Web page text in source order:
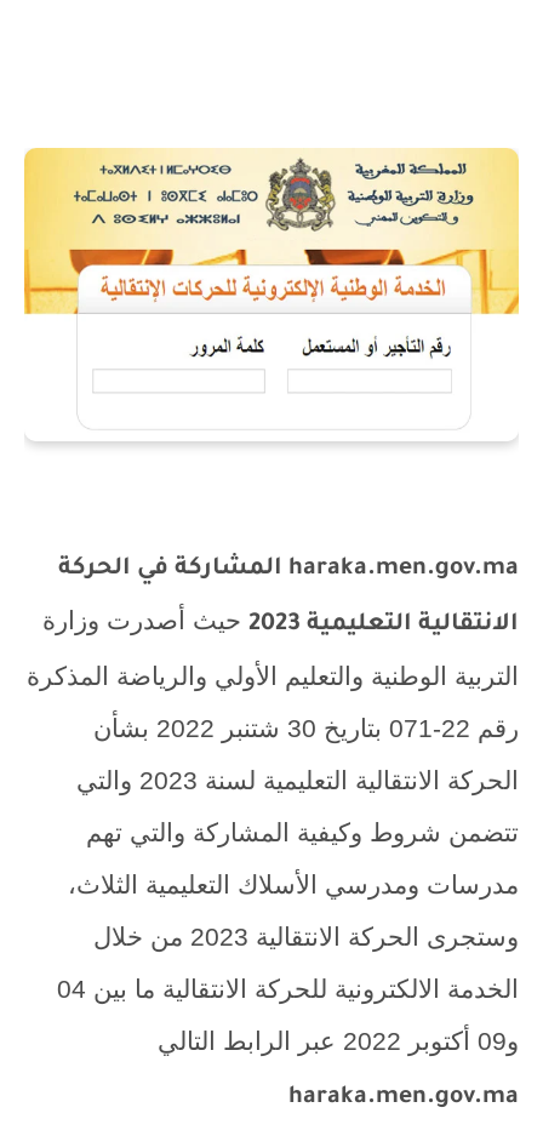
haraka.men.gov.ma المشاركة في الحركة
الانتقالية التعليمية 2023 حيث أصدرت وزارة
التربية الوطنية والتعليم الأولي والرياضة المذكرة
رقم 22-071 بتاريخ 30 شتنبر 2022 بشأن
الحركة الانتقالية التعليمية لسنة 2023 والتي
تتضمن شروط وكيفية المشاركة والتي تهم
مدرسات ومدرسي الأسلاك التعليمية الثلاث،
وستجرى الحركة الانتقالية 2023 من خلال
الخدمة الالكترونية للحركة الانتقالية ما بين 04
و09 أكتوبر 2022 عبر الرابط التالي
haraka.men.gov.ma